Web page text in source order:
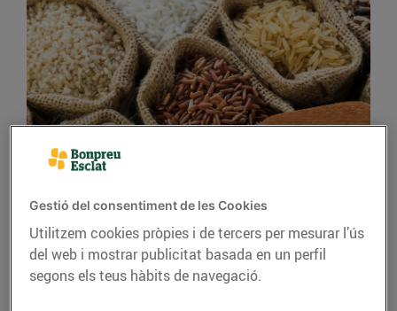
CONSELLS I HÀBITS SALUDABLES
El millor arròs per a
cada plat
07/de juny/2019
Gestió del consentiment de les Cookies
Utilitzem cookies pròpies i de tercers per mesurar l’ús
del web i mostrar publicitat basada en un perfil
segons els teus hàbits de navegació.